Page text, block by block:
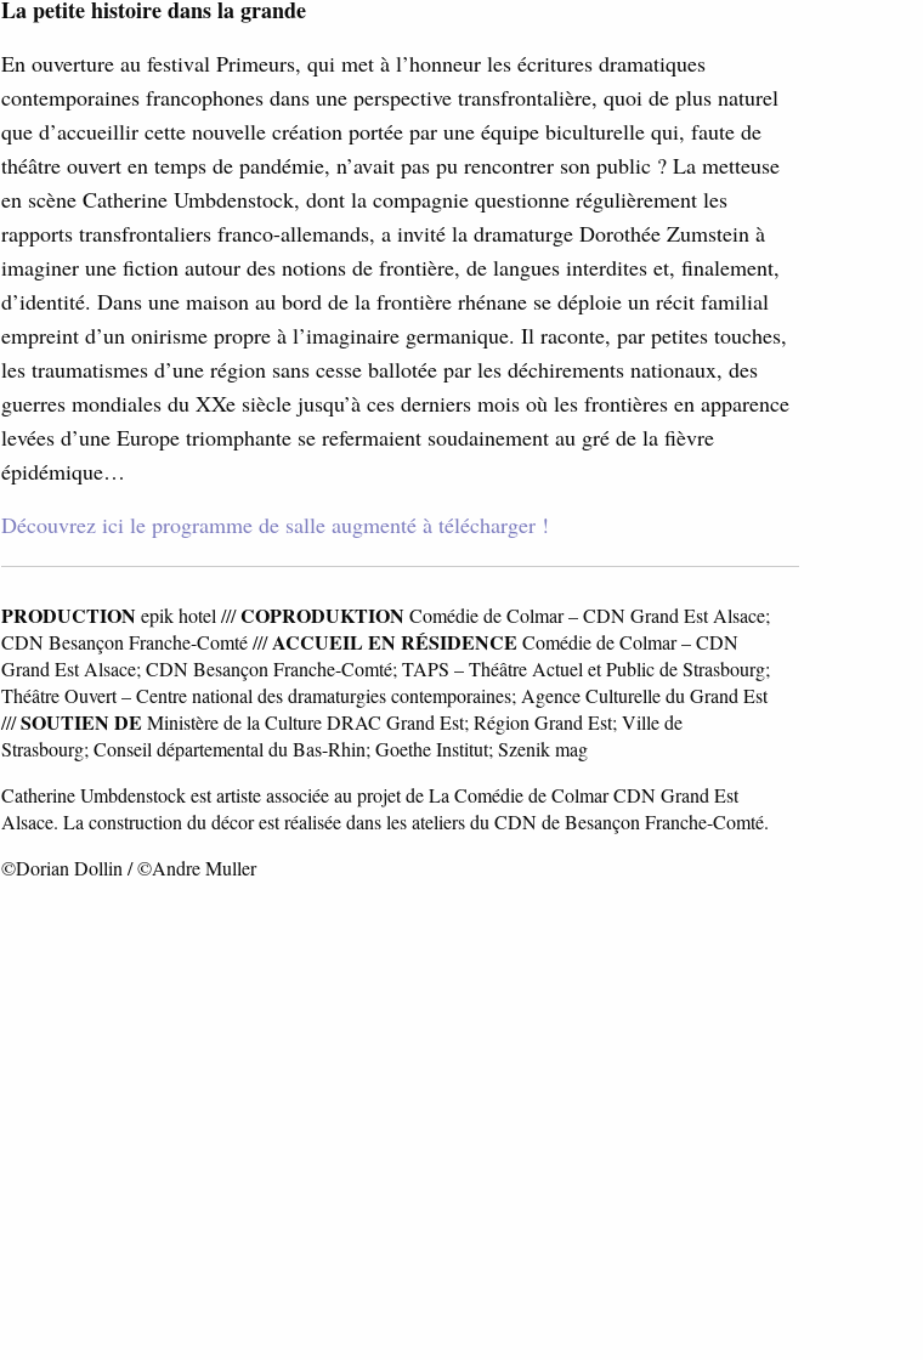
La petite histoire dans la grande
En ouverture au festival Primeurs, qui met à l’honneur les écritures dramatiques
contemporaines francophones dans une perspective transfrontalière, quoi de plus naturel
que d’accueillir cette nouvelle création portée par une équipe biculturelle qui, faute de
théâtre ouvert en temps de pandémie, n’avait pas pu rencontrer son public ? La metteuse
en scène Catherine Umbdenstock, dont la compagnie questionne régulièrement les
rapports transfrontaliers franco-allemands, a invité la dramaturge Dorothée Zumstein à
imaginer une fiction autour des notions de frontière, de langues interdites et, finalement,
d’identité. Dans une maison au bord de la frontière rhénane se déploie un récit familial
empreint d’un onirisme propre à l’imaginaire germanique. Il raconte, par petites touches,
les traumatismes d’une région sans cesse ballotée par les déchirements nationaux, des
guerres mondiales du XXe siècle jusqu’à ces derniers mois où les frontières en apparence
levées d’une Europe triomphante se refermaient soudainement au gré de la fièvre
épidémique…
Découvrez ici le programme de salle augmenté à télécharger !
PRODUCTIONepik hotel ///COPRODUKTIONComédie de Colmar – CDN Grand Est Alsace;
CDN Besançon Franche-Comté ///ACCUEIL EN RÉSIDENCE Comédie de Colmar – CDN
Grand Est Alsace; CDN Besançon Franche-Comté; TAPS – Théâtre Actuel et Public de Strasbourg;
Théâtre Ouvert – Centre national des dramaturgies contemporaines; Agence Culturelle du Grand Est
///SOUTIEN DE Ministère de la Culture DRAC Grand Est; Région Grand Est; Ville de
Strasbourg; Conseil départemental du Bas-Rhin; Goethe Institut; Szenik mag
Catherine Umbdenstock est artiste associée au projet de La Comédie de Colmar CDN Grand Est
Alsace. La construction du décor est réalisée dans les ateliers du CDN de Besançon Franche-Comté.
©Dorian Dollin / ©Andre Muller